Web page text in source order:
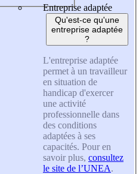
Entreprise adaptée
Qu'est-ce qu'une
entreprise adaptée
?
L'entreprise adaptée
permet à un travailleur
en situation de
handicap d'exercer
une activité
professionnelle dans
des conditions
adaptées à ses
capacités. Pour en
savoir plus, consultez
le site de l’UNEA.